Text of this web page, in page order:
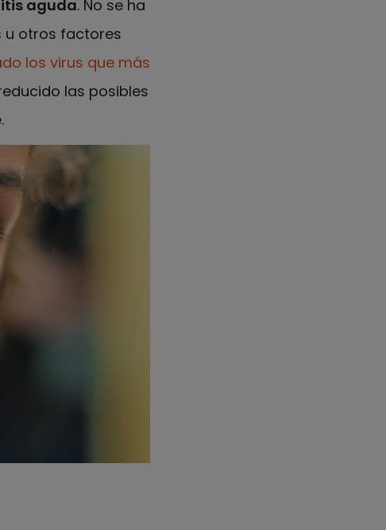
aguda. No se ha
u otros factores
los virus que más
las posibles